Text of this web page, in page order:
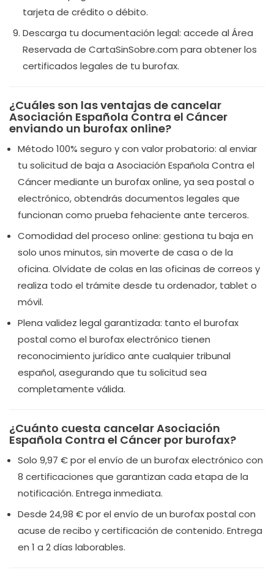
tarjeta de crédito o débito.
Descarga tu documentación legal: accede al Área
Reservada de CartaSinSobre.com para obtener los
certificados legales de tu burofax.
¿Cuáles son las ventajas de cancelar
Asociación Española Contra el Cáncer
enviando un burofax online?
Método 100% seguro y con valor probatorio: al enviar
tu solicitud de baja a Asociación Española Contra el
Cáncer mediante un burofax online, ya sea postal o
electrónico, obtendrás documentos legales que
funcionan como prueba fehaciente ante terceros.
Comodidad del proceso online: gestiona tu baja en
solo unos minutos, sin moverte de casa o de la
oficina. Olvídate de colas en las oficinas de correos y
realiza todo el trámite desde tu ordenador, tablet o
móvil.
Plena validez legal garantizada: tanto el burofax
postal como el burofax electrónico tienen
reconocimiento jurídico ante cualquier tribunal
español, asegurando que tu solicitud sea
completamente válida.
¿Cuánto cuesta cancelar Asociación
Española Contra el Cáncer por burofax?
Solo 9,97 € por el envío de un burofax electrónico con
8 certificaciones que garantizan cada etapa de la
notificación. Entrega inmediata.
Desde 24,98 € por el envío de un burofax postal con
acuse de recibo y certificación de contenido. Entrega
en 1 a 2 días laborables.